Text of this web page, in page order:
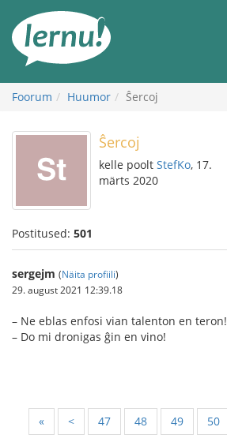
juurde
Foorum Huumor Ŝercoj
Ŝercoj
kelle poolt StefKo, 17.
märts 2020
Postitused: 501
sergejm (Näita profiili)
29. august 2021 12:39.18
– Ne eblas enfosi vian talenton en teron!
– Do mi dronigas ĝin en vino!
« < 47 48 49 50